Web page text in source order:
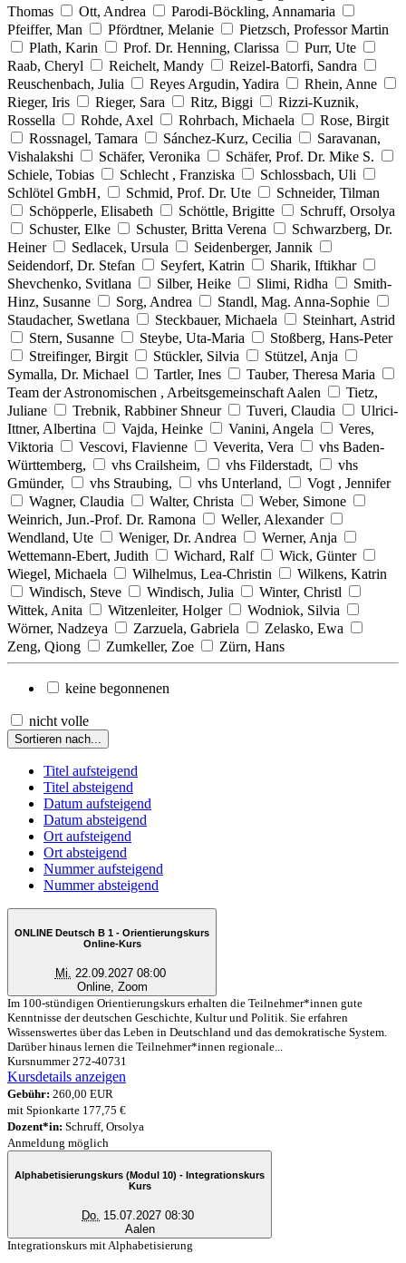
Thomas
Ott, Andrea
Parodi-Böckling, Annamaria
Pfeiffer, Man
Pfördtner, Melanie
Pietzsch, Professor Martin
Plath, Karin
Prof. Dr. Henning, Clarissa
Purr, Ute
Raab, Cheryl
Reichelt, Mandy
Reizel-Batorfi, Sandra
Reuschenbach, Julia
Reyes Argudin, Yadira
Rhein, Anne
Rieger, Iris
Rieger, Sara Ritz, Biggi
Rizzi-Kuznik,
Rossella
Rohde, Axel Rohrbach, Michaela
Rose, Birgit
Rossnagel, Tamara
Sánchez-Kurz, Cecilia
Saravanan,
Vishalakshi
Schäfer, Veronika
Schäfer, Prof. Dr. Mike S.
Schiele, Tobias
Schlecht , Franziska
Schlossbach, Uli
Schlötel GmbH,
Schmid, Prof. Dr. Ute
Schneider, Tilman
Schöpperle, Elisabeth
Schöttle, Brigitte
Schruff, Orsolya
Schuster, Elke
Schuster, Britta Verena
Schwarzberg, Dr.
Heiner
Sedlacek, Ursula
Seidenberger, Jannik
Seidendorf, Dr. Stefan
Seyfert, Katrin
Sharik, Iftikhar
Shevchenko, Svitlana
Silber, Heike Slimi, Ridha
Smith-
Hinz, Susanne
Sorg, Andrea
Standl, Mag. Anna-Sophie
Staudacher, Swetlana
Steckbauer, Michaela
Steinhart, Astrid
Stern, Susanne
Steybe, Uta-Maria
Stoßberg, Hans-Peter
Streifinger, Birgit
Stückler, Silvia
Stützel, Anja
Symalla, Dr. Michael
Tartler, Ines
Tauber, Theresa Maria
Team der Astronomischen , Arbeitsgemeinschaft Aalen
Tietz,
Juliane
Trebnik, Rabbiner Shneur Tuveri, Claudia
Ulrici-
Ittner, Albertina
Vajda, Heinke Vanini, Angela
Veres,
Viktoria
Vescovi, Flavienne Veverita, Vera
vhs Baden-
Württemberg,
vhs Crailsheim, vhs Filderstadt,
vhs
Gmünder,
vhs Straubing, vhs Unterland,
Vogt , Jennifer
Wagner, Claudia
Walter, Christa
Weber, Simone
Weinrich, Jun.-Prof. Dr. Ramona
Weller, Alexander
Wendland, Ute
Weniger, Dr. Andrea
Werner, Anja
Wettemann-Ebert, Judith
Wichard, Ralf
Wick, Günter
Wiegel, Michaela
Wilhelmus, Lea-Christin
Wilkens, Katrin
Windisch, Steve
Windisch, Julia
Winter, Christl
Wittek, Anita
Witzenleiter, Holger
Wodniok, Silvia
Wörner, Nadzeya
Zarzuela, Gabriela
Zelasko, Ewa
Zeng, Qiong
Zumkeller, Zoe Zürn, Hans
keine begonnenen
nicht volle
Sortieren nach...
Titel aufsteigend
Titel absteigend
Datum aufsteigend
Datum absteigend
Ort aufsteigend
Ort absteigend
Nummer aufsteigend
Nummer absteigend
ONLINE Deutsch B 1 - Orientierungskurs
Online-Kurs
Mi.
22.09.2027 08:00
Online, Zoom
Im 100-stündigen Orientierungskurs erhalten die Teilnehmer*innen gute
Kenntnisse der deutschen Geschichte, Kultur und Politik. Sie erfahren
Wissenswertes über das Leben in Deutschland und das demokratische System.
Darüber hinaus lernen die Teilnehmer*innen regionale...
Kursnummer 272-40731
Kursdetails anzeigen
Gebühr: 260,00 EUR
mit Spionkarte 177,75 €
Dozent*in: Schruff, Orsolya
Anmeldung möglich
Alphabetisierungskurs (Modul 10) - Integrationskurs
Kurs
Do. 15.07.2027 08:30
Aalen
Integrationskurs mit Alphabetisierung